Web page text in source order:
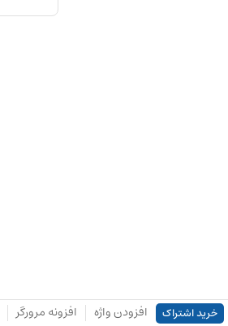
خرید اشتراک افزودن واژه افزونه مرورگر